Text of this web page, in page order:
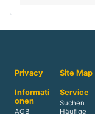
Privacy Site Map
Informati
onen
AGB
Service
Suchen
Häufige